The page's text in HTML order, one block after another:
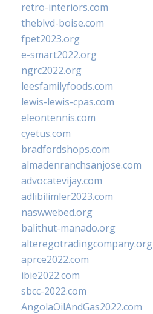
retro-interiors.com
theblvd-boise.com
fpet2023.org
e-smart2022.org
ngrc2022.org
leesfamilyfoods.com
lewis-lewis-cpas.com
eleontennis.com
cyetus.com
bradfordshops.com
almadenranchsanjose.com
advocatevijay.com
adlibilimler2023.com
naswwebed.org
balithut-manado.org
alteregotradingcompany.org
aprce2022.com
ibie2022.com
sbcc-2022.com
AngolaOilAndGas2022.com